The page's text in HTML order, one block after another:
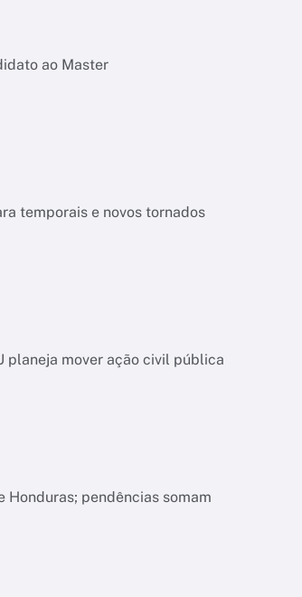
ao Master
temporais e novos tornados
planeja mover ação civil pública
pendências somam